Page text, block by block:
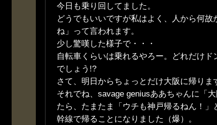
今日も乗り回してました。
どうでもいいですが私はよく、人から何故
ね」って言われます。
少し驚嘆した様子で・・・
自転車くらいは乗れるやろー。どれだけ
でしょう!?
さて、明日からちょっとだけ大阪に帰りま
それでね、savage geniusああちゃんに「
たら、たまたま「ウチも神戸帰るねん！」
幹線で帰ることになりました（爆）。